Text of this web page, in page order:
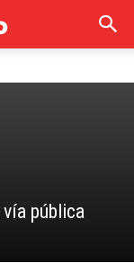
pública